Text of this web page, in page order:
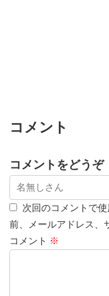
コメント
コメントをどうぞ
次回のコメントで
前、メールアドレス、
コメント ※